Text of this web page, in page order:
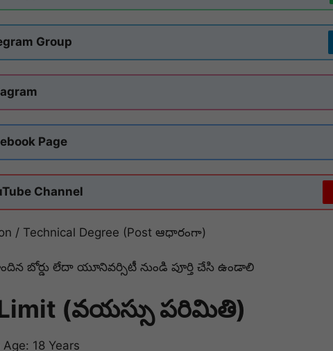
Group
Page
Channel
/ Technical Degree (Post ఆధారంగా)
పొందిన బోర్డు లేదా యూనివర్సిటీ నుండి పూర్తి చేసి ఉండాలి
Limit (వయస్సు పరిమితి)
18 Years